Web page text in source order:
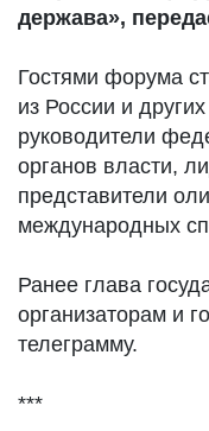
держава»,
Гостями форума
из России и
руководители
органов власти,
представители
международных
Ранее глава
организаторам и
телеграмму.
***